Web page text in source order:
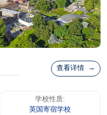
查看详情 →
学校性质:
英国寄宿学校